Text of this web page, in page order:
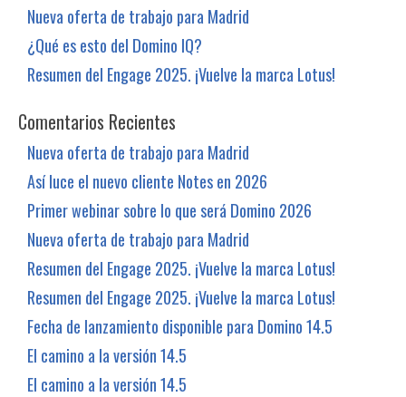
Nueva oferta de trabajo para Madrid
¿Qué es esto del Domino IQ?
Resumen del Engage 2025. ¡Vuelve la marca Lotus!
Comentarios Recientes
Nueva oferta de trabajo para Madrid
Así luce el nuevo cliente Notes en 2026
Primer webinar sobre lo que será Domino 2026
Nueva oferta de trabajo para Madrid
Resumen del Engage 2025. ¡Vuelve la marca Lotus!
Resumen del Engage 2025. ¡Vuelve la marca Lotus!
Fecha de lanzamiento disponible para Domino 14.5
El camino a la versión 14.5
El camino a la versión 14.5